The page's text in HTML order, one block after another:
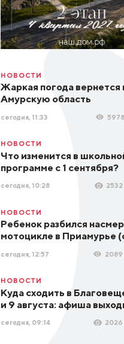
НОВОСТИ
Жаркая погода вернется
Амурскую область
сегодня, 11:33 5978
НОВОСТИ
Что изменится в
программе с 1 сентября?
сегодня, 10:28 2532
НОВОСТИ
Ребенок разбился
мотоцикле в Приамурье
сегодня, 12:57 2089
НОВОСТИ
Куда сходить в
и 9 августа: афиша
сегодня, 09:14 2026